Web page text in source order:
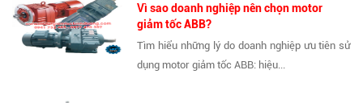
Vì sao doanh nghiệp nên chọn motor
giảm tốc ABB?
Tìm hiểu những lý do doanh nghiệp ưu tiên sử
dụng motor giảm tốc ABB: hiệu...